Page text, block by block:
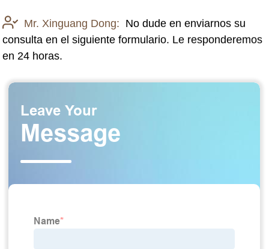
Mr. Xinguang Dong: No dude en enviarnos su
consulta en el siguiente formulario. Le responderemos
en 24 horas.